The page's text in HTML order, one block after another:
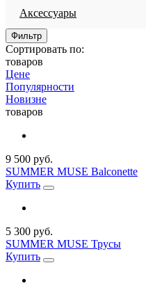
Аксессуары
Фильтр
Сортировать по:
товаров
Цене
Популярности
Новизне
товаров
9 500 руб.
SUMMER MUSE Balconette
Купить
5 300 руб.
SUMMER MUSE Трусы
Купить